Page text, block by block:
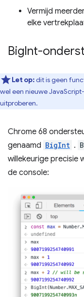
Vermijd
elke
BigInt-
Let op:dit is geen
wel een nieuwe
uitproberen.
Chrome 68
genaamd BigInt .
willekeurige precisie
de console: